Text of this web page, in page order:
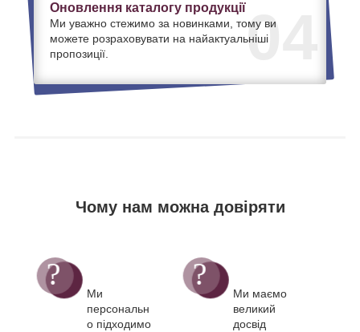
04
Оновлення каталогу продукції
Ми уважно стежимо за новинками, тому ви
можете розраховувати на найактуальніші
пропозиції.
Чому нам можна довіряти
Ми
персональн
о підходимо
Ми маємо
великий
досвід